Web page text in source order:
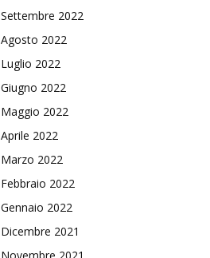
Settembre 2022
Agosto 2022
Luglio 2022
Giugno 2022
Maggio 2022
Aprile 2022
Marzo 2022
Febbraio 2022
Gennaio 2022
Dicembre 2021